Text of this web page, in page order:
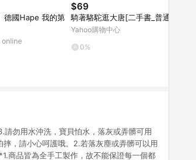
德國Hape 我的第
online
$69
騎著駱駝逛大唐[二手書_普通]
Yahoo購物中心
0%
勿用水沖洗，寶貝怕水，落灰或弄髒可用
，請小心呵護哦。2.若落灰塵或弄髒可以用
商品皆為全手工製作，故不能保證每一個都